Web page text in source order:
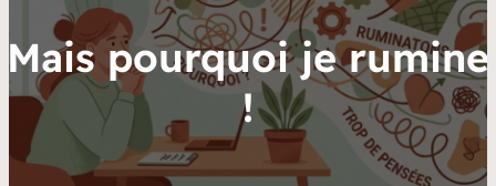
Mais pourquoi je rumine
!